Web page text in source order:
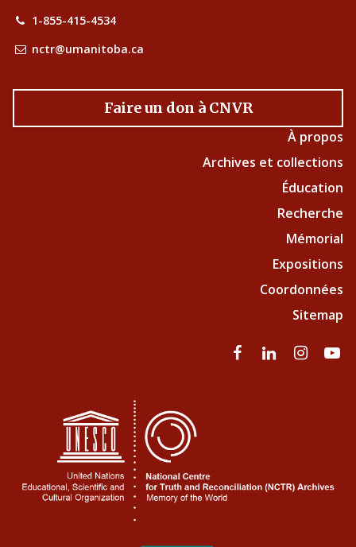
1-855-415-4534
nctr@umanitoba.ca
Faire un don à CNVR
À propos
Archives et collections
Éducation
Recherche
Mémorial
Expositions
Coordonnées
Sitemap